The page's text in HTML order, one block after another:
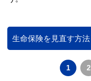
生命保険を見直す方法
1 2